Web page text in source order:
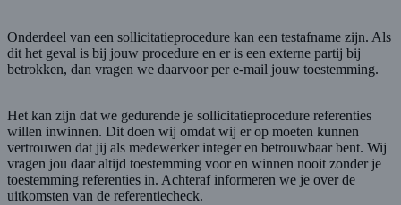
Onderdeel van een sollicitatieprocedure kan een testafname zijn. Als
dit het geval is bij jouw procedure en er is een externe partij bij
betrokken, dan vragen we daarvoor per e-mail jouw toestemming.
Het kan zijn dat we gedurende je sollicitatieprocedure referenties
willen inwinnen. Dit doen wij omdat wij er op moeten kunnen
vertrouwen dat jij als medewerker integer en betrouwbaar bent. Wij
vragen jou daar altijd toestemming voor en winnen nooit zonder je
toestemming referenties in. Achteraf informeren we je over de
uitkomsten van de referentiecheck.